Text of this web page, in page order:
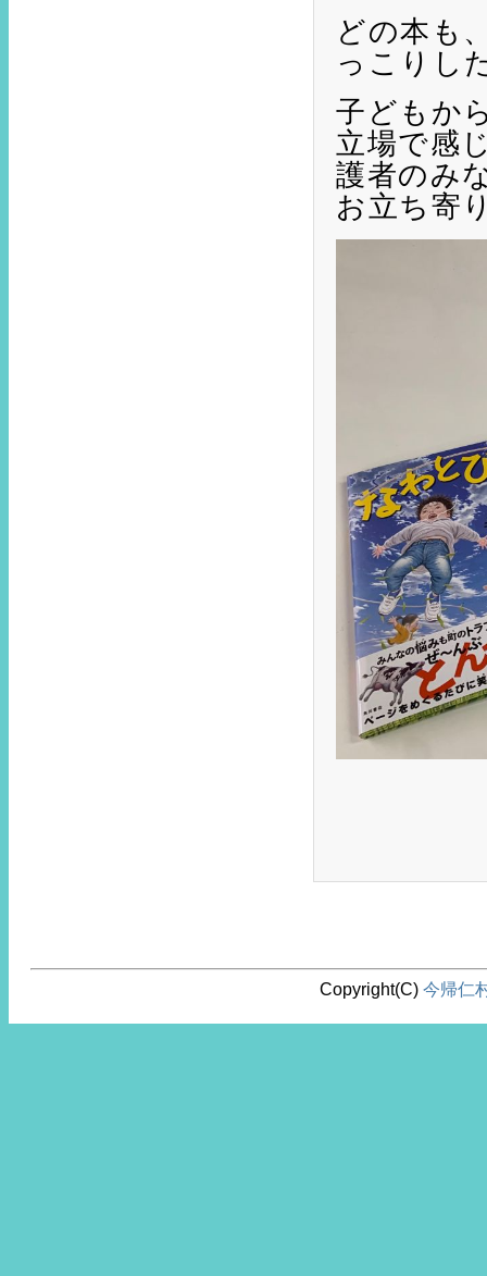
どの本も
っこりし
子どもか
立場で感
護者のみ
お立ち寄
Copyright(C)今帰仁